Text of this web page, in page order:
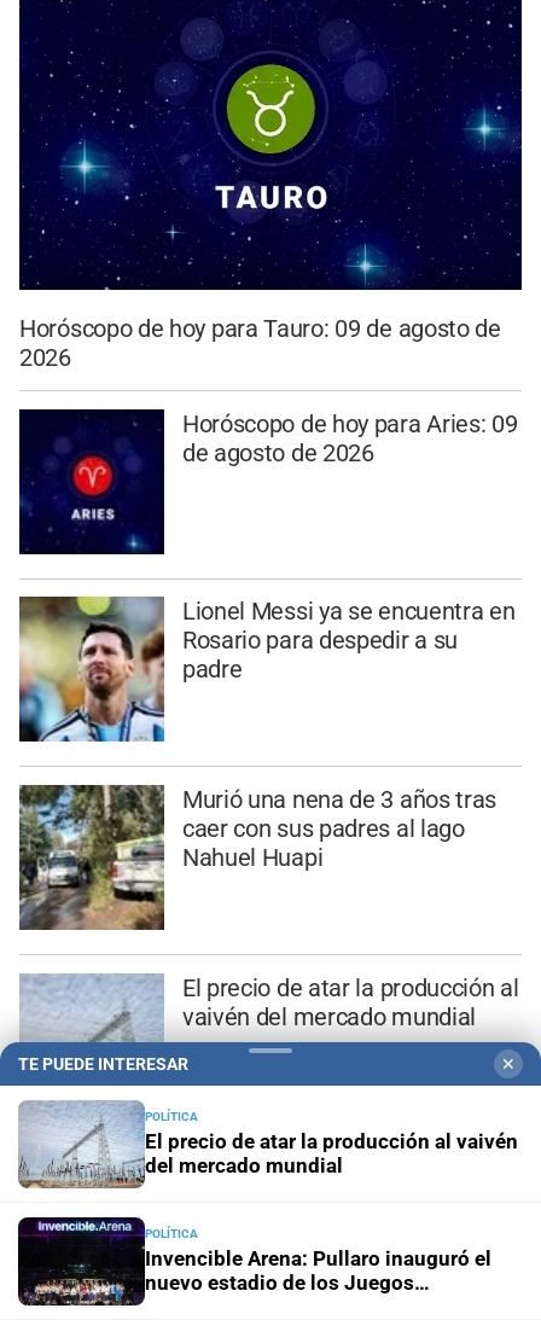
Horóscopo de hoy para Tauro: 09 de agosto de
2026
Horóscopo de hoy para Aries: 09
de agosto de 2026
Lionel Messi ya se encuentra en
Rosario para despedir a su
padre
Murió una nena de 3 años tras
caer con sus padres al lago
Nahuel Huapi
El precio de atar la producción al
vaivén del mercado mundial
TE PUEDE INTERESAR ✕
POLÍTICA
El precio de atar la producción al vaivén
del mercado mundial
POLÍTICA
Invencible Arena: Pullaro inauguró el
nuevo estadio de los Juegos